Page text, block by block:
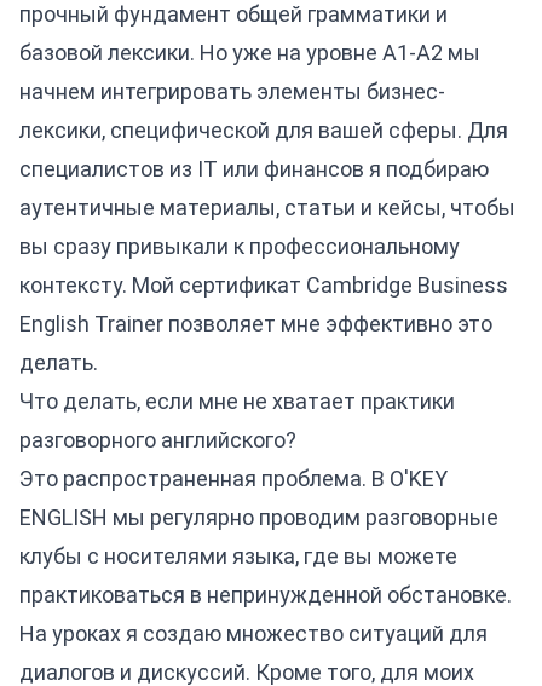
прочный фундамент общей грамматики и
базовой лексики. Но уже на уровне A1-A2 мы
начнем интегрировать элементы бизнес-
лексики, специфической для вашей сферы. Для
специалистов из IT или финансов я подбираю
аутентичные материалы, статьи и кейсы, чтобы
вы сразу привыкали к профессиональному
контексту. Мой сертификат Cambridge Business
English Trainer позволяет мне эффективно это
делать.
Что делать, если мне не хватает практики
разговорного английского?
Это распространенная проблема. В O'KEY
ENGLISH мы регулярно проводим разговорные
клубы с носителями языка, где вы можете
практиковаться в непринужденной обстановке.
На уроках я создаю множество ситуаций для
диалогов и дискуссий. Кроме того, для моих